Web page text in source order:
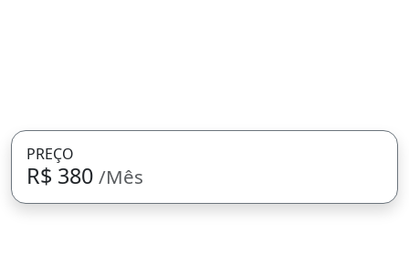
PREÇO
R$ 380 /Mês